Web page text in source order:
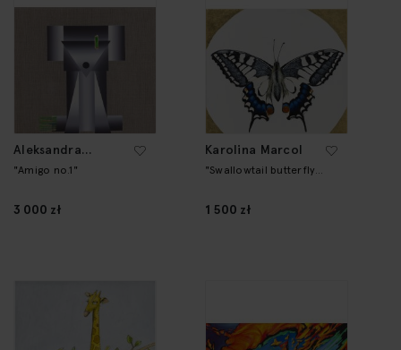
Aleksandra
Śliwińska
"Amigo no.1"
3 000 zł
Karolina Marcol
"Swallowtail butterfly"
1 500 zł